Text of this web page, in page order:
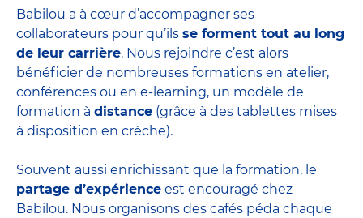
Babilou a à cœur d’accompagner ses
collaborateurs pour qu’ils se forment tout au long
de leur carrière. Nous rejoindre c’est alors
bénéficier de nombreuses formations en atelier,
conférences ou en e-learning, un modèle de
formation à distance (grâce à des tablettes mises
à disposition en crèche).
Souvent aussi enrichissant que la formation, le
partage d’expérience est encouragé chez
Babilou. Nous organisons des cafés péda chaque